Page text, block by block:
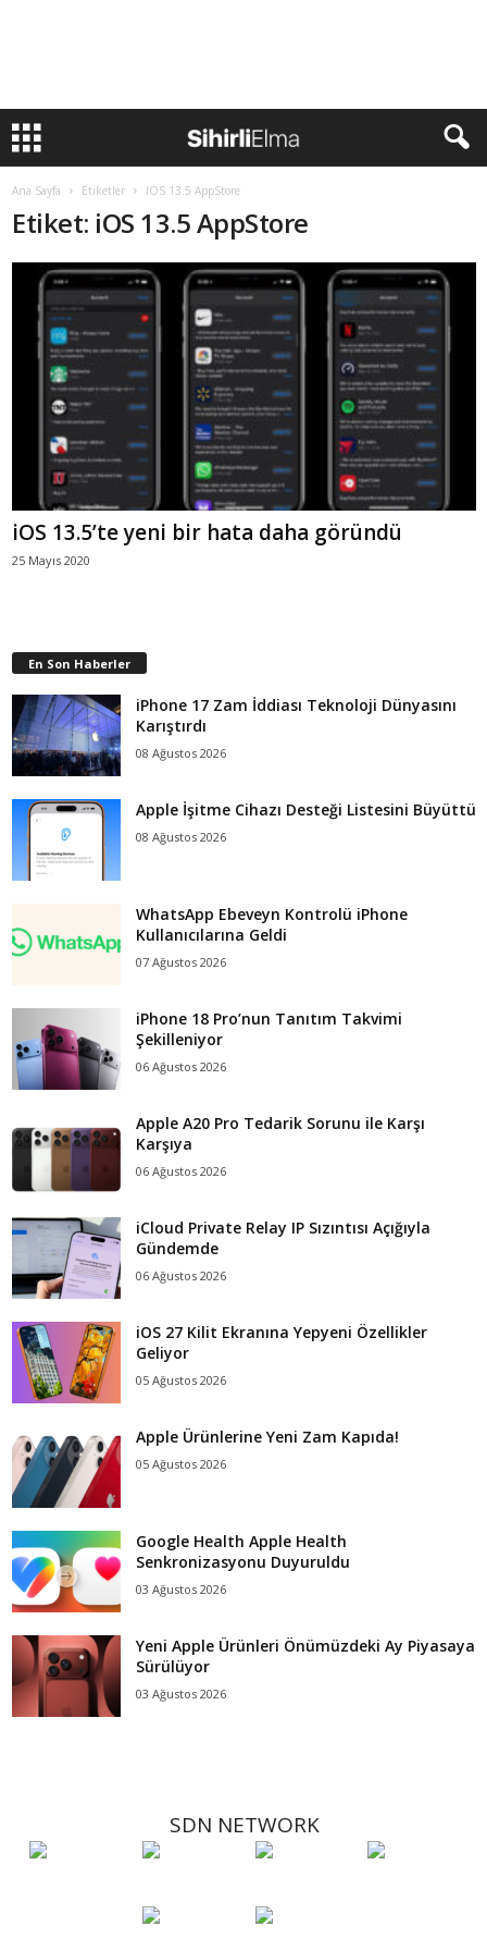
Ana Sayfa Etiketler IOS 13.5 AppStore
Etiket: iOS 13.5 AppStore
iOS 13.5’te yeni bir hata daha göründü
25 Mayıs 2020
En Son Haberler
iPhone 17 Zam İddiası Teknoloji Dünyasını
Karıştırdı
08 Ağustos 2026
Apple İşitme Cihazı Desteği Listesini Büyüttü
08 Ağustos 2026
WhatsApp Ebeveyn Kontrolü iPhone
Kullanıcılarına Geldi
07 Ağustos 2026
iPhone 18 Pro’nun Tanıtım Takvimi
Şekilleniyor
06 Ağustos 2026
Apple A20 Pro Tedarik Sorunu ile Karşı
Karşıya
06 Ağustos 2026
iCloud Private Relay IP Sızıntısı Açığıyla
Gündemde
06 Ağustos 2026
iOS 27 Kilit Ekranına Yepyeni Özellikler
Geliyor
05 Ağustos 2026
Apple Ürünlerine Yeni Zam Kapıda!
05 Ağustos 2026
Google Health Apple Health
Senkronizasyonu Duyuruldu
03 Ağustos 2026
Yeni Apple Ürünleri Önümüzdeki Ay Piyasaya
Sürülüyor
03 Ağustos 2026
SDN NETWORK